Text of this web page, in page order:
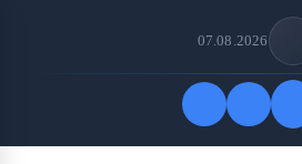
07.08.2026